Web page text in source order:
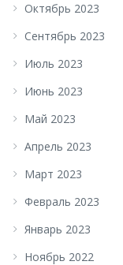
Октябрь 2023
Сентябрь 2023
Июль 2023
Июнь 2023
Май 2023
Апрель 2023
Март 2023
Февраль 2023
Январь 2023
Ноябрь 2022